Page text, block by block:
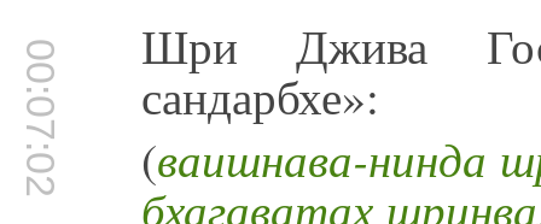
00:07:02 Шри Джива
сандарбхе»:
(ваишнава-нинда
бхагаватах